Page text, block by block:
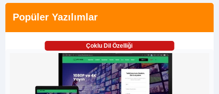
Popüler Yazılımlar
Çoklu Dil Özelliği